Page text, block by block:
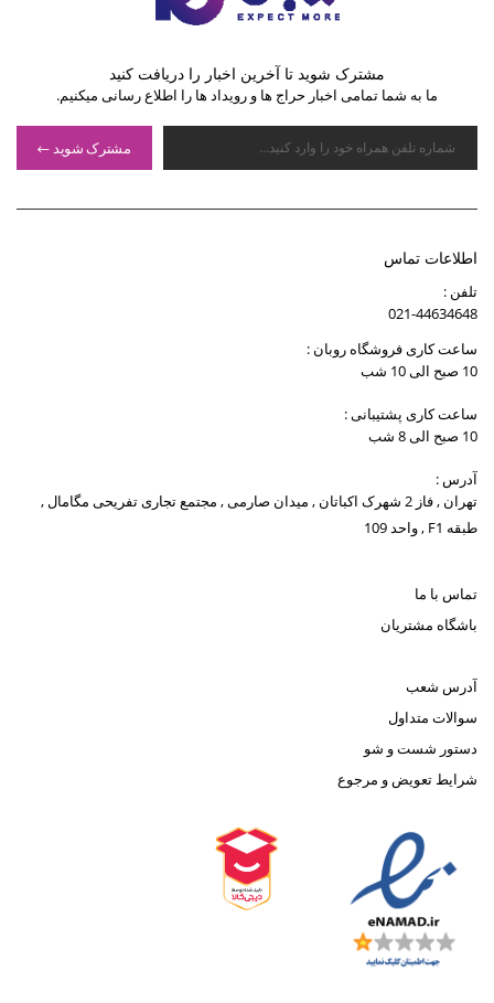
مشترک شوید تا آخرین اخبار را دریافت کنید
ما به شما تمامی اخبار حراج ها و رویداد ها را اطلاع رسانی میکنیم.
مشترک شوید
اطلاعات تماس
تلفن :
021-44634648
ساعت کاری فروشگاه روبان :
10 صبح الی 10 شب
ساعت کاری پشتیبانی :
10 صبح الی 8 شب
آدرس :
تهران , فاز 2 شهرک اکباتان , میدان صارمی , مجتمع تجاری تفریحی مگامال ,
طبقه F1 , واحد 109
تماس با ما
باشگاه مشتریان
آدرس شعب
سوالات متداول
دستور شست و شو
شرایط تعویض و مرجوع